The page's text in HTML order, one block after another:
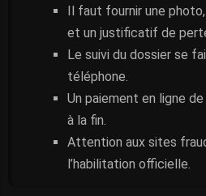
Il faut fournir une
et un justificatif de
Le suivi du dossier se
téléphone.
Un paiement en ligne
à la fin.
Attention aux sites
l’habilitation officielle.